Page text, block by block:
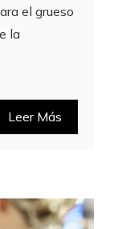
el grueso
la
Leer Más